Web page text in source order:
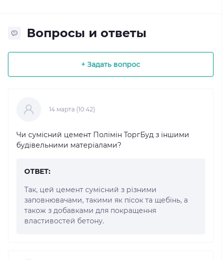
Вопросы и ответы
+ Задать вопрос
14 марта (10:42)
Чи сумісний цемент Полімін ТоргБуд з іншими
будівельними матеріалами?
ОТВЕТ:
Так, цей цемент сумісний з різними
заповнювачами, такими як пісок та щебінь, а
також з добавками для покращення
властивостей бетону.